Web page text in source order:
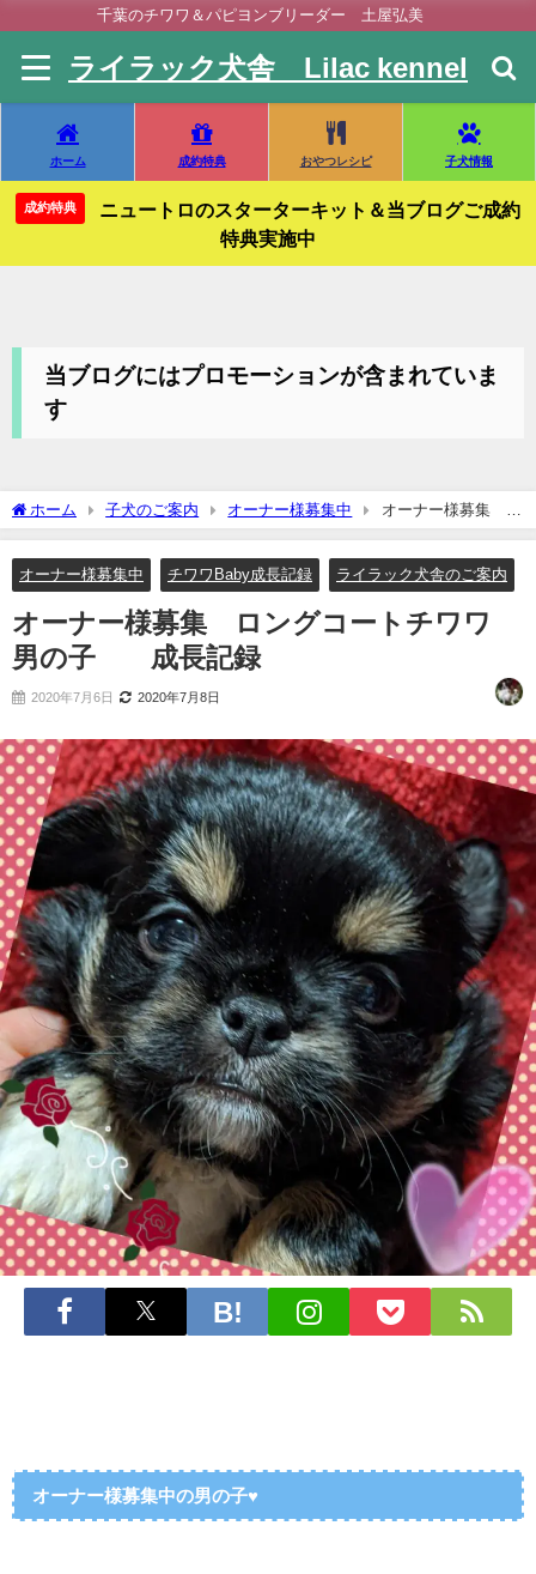
千葉のチワワ＆パピヨンブリーダー 土屋弘美
ライラック犬舎 Lilac kennel
ホーム 成約特典 おやつレシピ 子犬情報
成約特典
ニュートロのスターターキット＆当ブログご成約
特典実施中
当ブログにはプロモーションが含まれていま
す
ホーム 子犬のご案内 オーナー様募集中
オーナー様募集 ロ
ングコートチワワ 男の子 成長記録
オーナー様募集中 チワワBaby成長記録 ライラック犬舎のご案内
オーナー様募集 ロングコートチワワ
男の子 成長記録
2020年7月6日 2020年7月8日
オーナー様募集中の男の子♥